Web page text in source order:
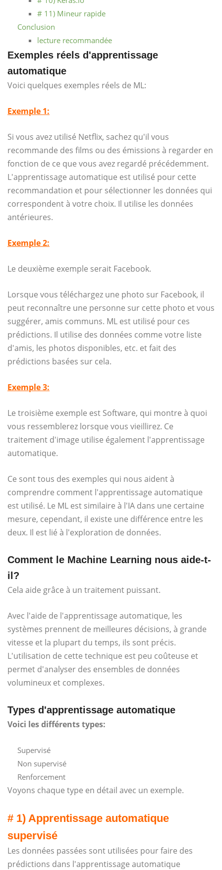
# 11) Mineur rapide
Conclusion
lecture recommandée
Exemples réels d'apprentissage
automatique
Voici quelques exemples réels de ML:
Exemple 1:
Si vous avez utilisé Netflix, sachez qu'il vous
recommande des films ou des émissions à regarder en
fonction de ce que vous avez regardé précédemment.
L'apprentissage automatique est utilisé pour cette
recommandation et pour sélectionner les données qui
correspondent à votre choix. Il utilise les données
antérieures.
Exemple 2:
Le deuxième exemple serait Facebook.
Lorsque vous téléchargez une photo sur Facebook, il
peut reconnaître une personne sur cette photo et vous
suggérer, amis communs. ML est utilisé pour ces
prédictions. Il utilise des données comme votre liste
d'amis, les photos disponibles, etc. et fait des
prédictions basées sur cela.
Exemple 3:
Le troisième exemple est Software, qui montre à quoi
vous ressemblerez lorsque vous vieillirez. Ce
traitement d'image utilise également l'apprentissage
automatique.
Ce sont tous des exemples qui nous aident à
comprendre comment l'apprentissage automatique
est utilisé. Le ML est similaire à l'IA dans une certaine
mesure, cependant, il existe une différence entre les
deux. Il est lié à l'exploration de données.
Comment le Machine Learning nous aide-t-
il?
Cela aide grâce à un traitement puissant.
Avec l'aide de l'apprentissage automatique, les
systèmes prennent de meilleures décisions, à grande
vitesse et la plupart du temps, ils sont précis.
L'utilisation de cette technique est peu coûteuse et
permet d'analyser des ensembles de données
volumineux et complexes.
Types d'apprentissage automatique
Voici les différents types:
Supervisé
Non supervisé
Renforcement
Voyons chaque type en détail avec un exemple.
# 1) Apprentissage automatique
supervisé
Les données passées sont utilisées pour faire des
prédictions dans l'apprentissage automatique